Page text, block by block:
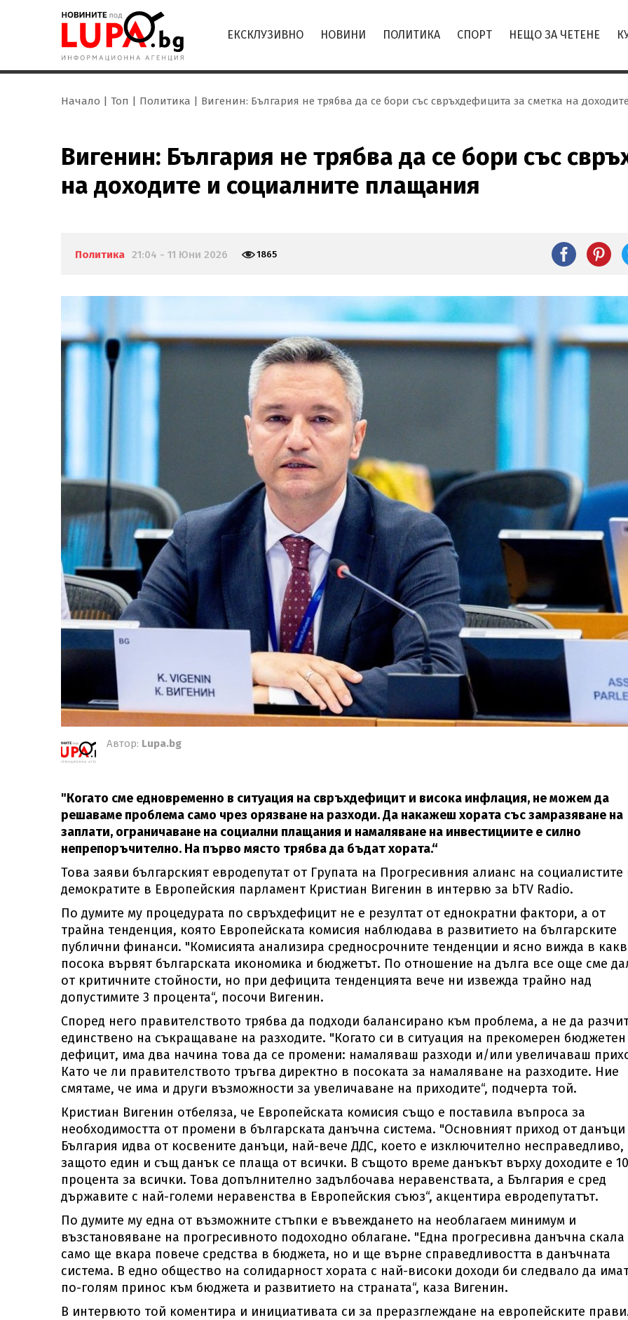
ЕКСКЛУЗИВНО НОВИНИ ПОЛИТИКА СПОРТ НЕЩО ЗА ЧЕТЕНЕ
Начало Топ Политика Вигенин: България не трябва да се бори със свръхдефицита за сметка на
Вигенин: България не трябва да се бори със
на доходите и социалните плащания
Политика 21:04 - 11 Юни 2026 1865
Автор: Lupa.bg
"Когато сме едновременно в ситуация на свръхдефицит и висока инфлация, не можем да
решаваме проблема само чрез орязване на разходи. Да накажеш хората със замразяване на
заплати, ограничаване на социални плащания и намаляване на инвестициите е силно
непрепоръчително. На първо място трябва да бъдат хората.“
Това заяви българският евродепутат от Групата на Прогресивния алианс на социалистите
демократите в Европейския парламент Кристиан Вигенин в интервю за bTV Radio.
По думите му процедурата по свръхдефицит не е резултат от еднократни фактори, а от
трайна тенденция, която Европейската комисия наблюдава в развитието на българските
публични финанси. "Комисията анализира средносрочните тенденции и ясно вижда в
посока вървят българската икономика и бюджетът. По отношение на дълга все още сме
от критичните стойности, но при дефицита тенденцията вече ни извежда трайно над
допустимите 3 процента“, посочи Вигенин.
Според него правителството трябва да подходи балансирано към проблема, а не да
единствено на съкращаване на разходите. "Когато си в ситуация на прекомерен бюджетен
дефицит, има два начина това да се промени: намаляваш разходи и/или увеличаваш
Като че ли правителството тръгва директно в посоката за намаляване на разходите. Ние
смятаме, че има и други възможности за увеличаване на приходите“, подчерта той.
Кристиан Вигенин отбеляза, че Европейската комисия също е поставила въпроса за
необходимостта от промени в българската данъчна система. "Основният приход от данъци
България идва от косвените данъци, най-вече ДДС, което е изключително несправедливо,
защото един и същ данък се плаща от всички. В същото време данъкът върху доходите е 10
процента за всички. Това допълнително задълбочава неравенствата, а България е сред
държавите с най-големи неравенства в Европейския съюз“, акцентира евродепутатът.
По думите му една от възможните стъпки е въвеждането на необлагаем минимум и
възстановяване на прогресивното подоходно облагане. "Една прогресивна данъчна скала
само ще вкара повече средства в бюджета, но и ще върне справедливостта в данъчната
система. В едно общество на солидарност хората с най-високи доходи би следвало да
по-голям принос към бюджета и развитието на страната“, каза Вигенин.
В интервюто той коментира и инициативата си за преразглеждане на европейските